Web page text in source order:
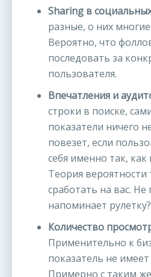
Sharing в социальных
разные, о них
Вероятно, что
последовать за
пользователя.
Впечатления и
строки в поиске,
показатели ничего
повезет, если
себя именно так, как
Теория вероятности
сработать на вас. Не
напоминает рулетку?
Количество
Применительно к
показатель не
Примерно с таким